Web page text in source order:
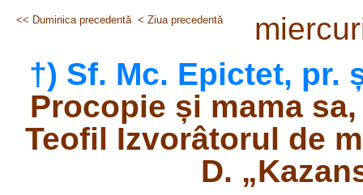
<< Duminica precedentă < Ziua precedentă
†) Sf. Mc. Epictet, pr.
Procopie și mama
Teofil Izvorâtorul de
D.